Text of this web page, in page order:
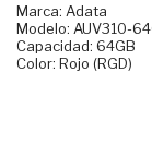
Marca: Adata
Modelo: AUV310-
Capacidad: 64GB
Color: Rojo (RGD)